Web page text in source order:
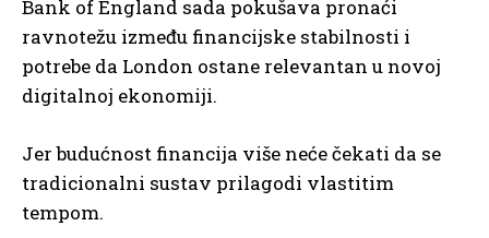
Bank of England sada pokušava pronaći
ravnotežu između financijske stabilnosti i
potrebe da London ostane relevantan u novoj
digitalnoj ekonomiji.
Jer budućnost financija više neće čekati da se
tradicionalni sustav prilagodi vlastitim
tempom.